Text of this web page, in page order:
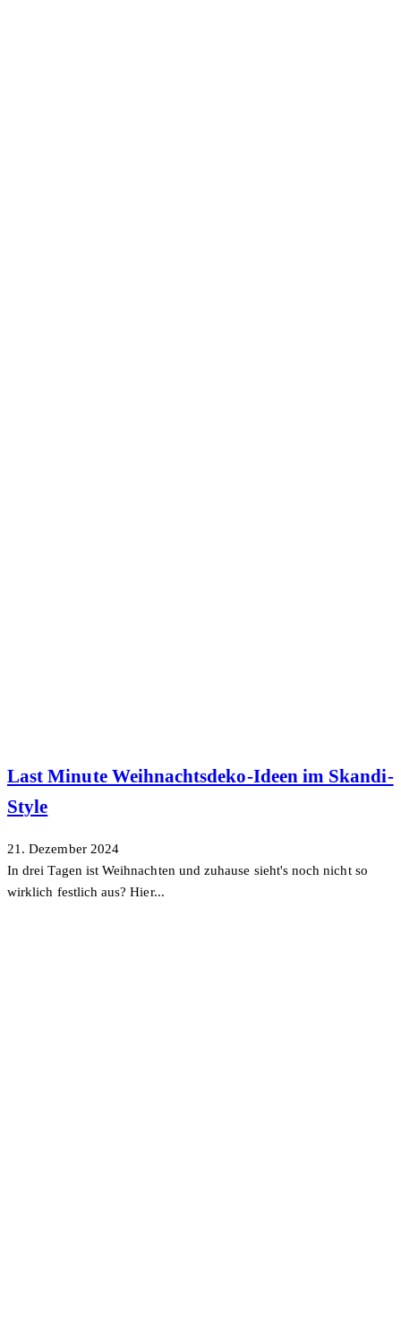
Last Minute Weihnachtsdeko-Ideen im Skandi-
Style
21. Dezember 2024
In drei Tagen ist Weihnachten und zuhause sieht's noch nicht so
wirklich festlich aus? Hier...